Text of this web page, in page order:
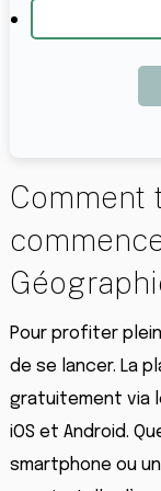
Comment
Pour profiter
de se lancer. La
gratuitement via
iOS et Android.
smartphone ou